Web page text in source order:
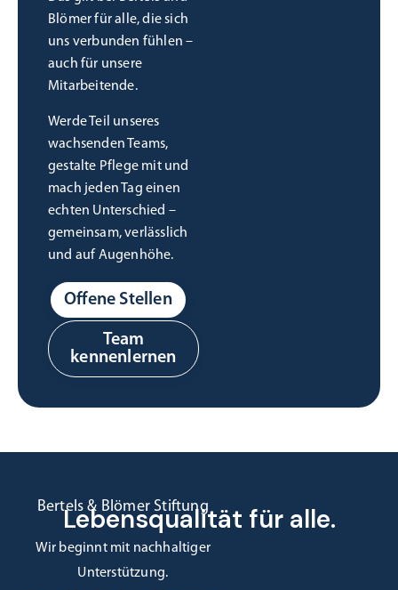
Blömer für alle, die sich
uns verbunden fühlen –
auch für unsere
Mitarbeitende.
Werde Teil unseres
wachsenden Teams,
gestalte Pflege mit und
mach jeden Tag einen
echten Unterschied –
gemeinsam, verlässlich
und auf Augenhöhe.
Offene Stellen
Team
kennenlernen
Bertels & Blömer Stiftung
Lebensqualität für alle.
Wir beginnt mit nachhaltiger
Unterstützung.